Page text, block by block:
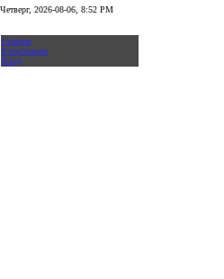
Четверг, 2026-08-06, 8:52 PM
Главная
Регистрация
Вход